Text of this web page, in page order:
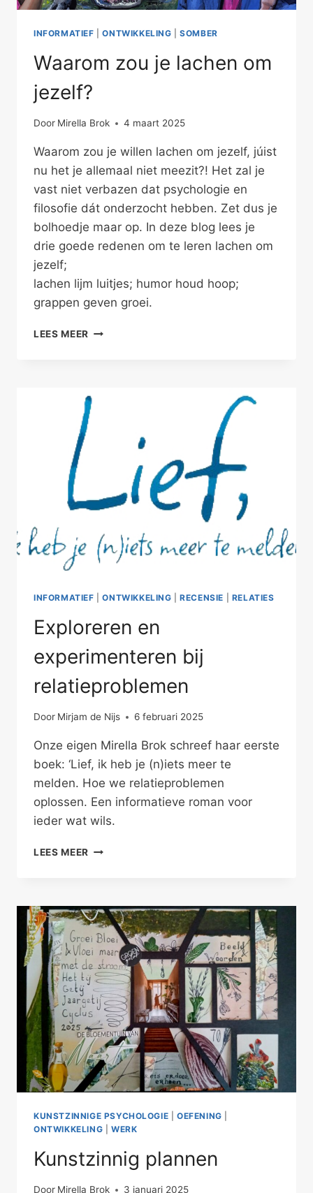
INFORMATIEF |ONTWIKKELING |SOMBER
Waarom zou je lachen om
jezelf?
Door Mirella Brok 4 maart 2025
Waarom zou je willen lachen om jezelf, júist
nu het je allemaal niet meezit?! Het zal je
vast niet verbazen dat psychologie en
filosofie dát onderzocht hebben. Zet dus je
bolhoedje maar op. In deze blog lees je
drie goede redenen om te leren lachen om
jezelf;
lachen lijm luitjes; humor houd hoop;
grappen geven groei.
LEES MEER WAAROM
JEZELF?
INFORMATIEF |ONTWIKKELING |RECENSIE RELATIES
Exploreren en
experimenteren bij
relatieproblemen
Door Mirjam de Nijs 6 februari 2025
Onze eigen Mirella Brok schreef haar eerste
boek: ‘Lief, ik heb je (n)iets meer te
melden. Hoe we relatieproblemen
oplossen. Een informatieve roman voor
ieder wat wils.
LEES MEER EXPLOREREN
RELATIEPROBLEMEN
KUNSTZINNIGE PSYCHOLOGIE |OEFENING
ONTWIKKELING
WERK
Kunstzinnig plannen
Door Mirella Brok 3 januari 2025